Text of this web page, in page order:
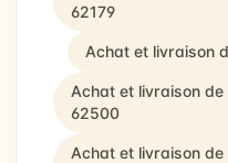
62179
Achat et livraison
Achat et livraison de
62500
Achat et livraison de